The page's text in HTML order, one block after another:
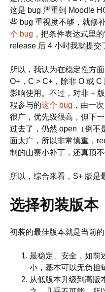
这是 bug 严重到 Moodle
些 bug 重视度不够，就修
个 bug ，把条件表达式里
release 后 4 小时我就提交
所以，我认为在稳定性方
O+，C > C+，除非 O 或
影响使用。不过，对非 +
程参与的这个 bug ，由一
很广，优先级很高，但下
过去了，仍然 open（倒不
面太广，所以非常慎重，
制的山寨小补丁，还真顶不
所以，综合来看，S+ 版是
选择初装版本
初装的最佳版本就是当前
最稳定、安全，如前
小，基本可以无负担
从低版本升级到高版